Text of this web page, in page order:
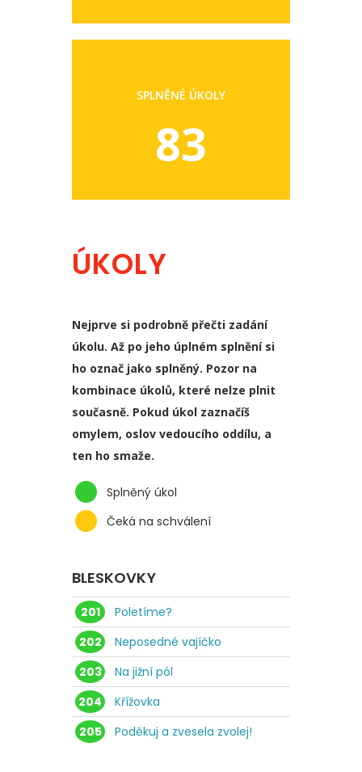
SPLNĚNÉ ÚKOLY
83
ÚKOLY
Nejprve si podrobně přečti zadání
úkolu. Až po jeho úplném splnění si
ho označ jako splněný. Pozor na
kombinace úkolů, které nelze plnit
současně. Pokud úkol zaznačíš
omylem, oslov vedoucího oddílu, a
ten ho smaže.
Splněný úkol
Čeká na schválení
BLESKOVKY
201
Poletíme?
202
Neposedné vajíčko
203
Na jižní pól
204
Křížovka
205
Poděkuj a zvesela zvolej!